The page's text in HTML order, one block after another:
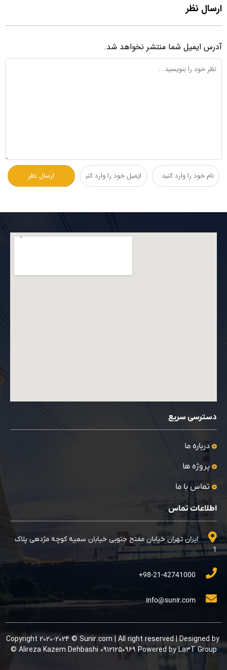
ارسال نظر
آدرس ایمیل شما منتشر نخواهد شد.
دسترسی سریع
درباره ما
پروژه ها
تماس با ما
اطلاعات تماس
ایران تهران خیابان مفتح جنوبی خیابان سمیه کوچه مژدهی پلاک
1
98-21-42741000+
info@sunir.com
Copyright 2020-2024 © Sunir.com | All right reserved | Designed by
Alireza Kazem Dehbashi 09121250969 Powered by La3T Group ©